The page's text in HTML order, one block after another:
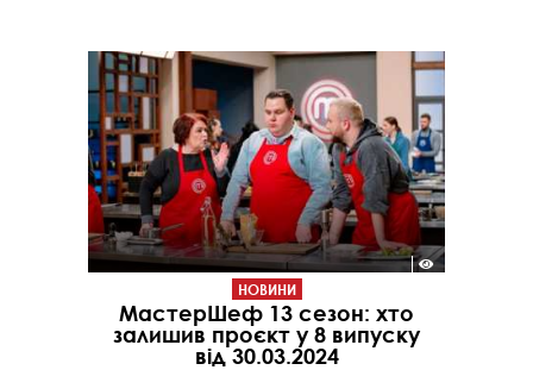
НОВИНИ
МастерШеф 13 сезон: хто
залишив проєкт у 8 випуску
від 30.03.2024